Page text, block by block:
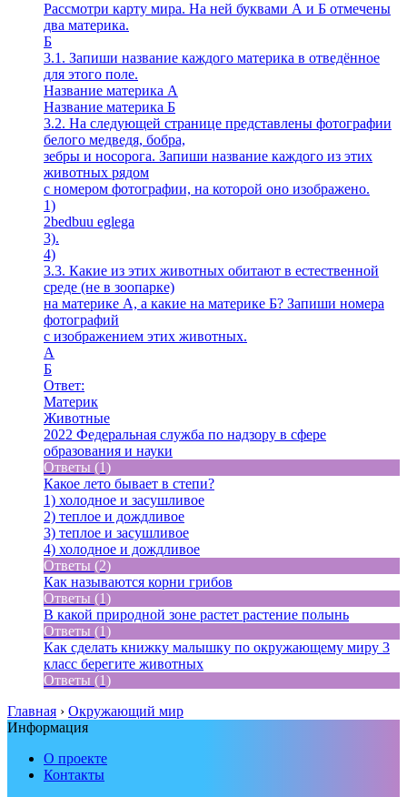
Рассмотри карту мира. На ней буквами А и Б отмечены
два материка.
Б
3.1. Запиши название каждого материка в отведённое
для этого поле.
Название материка А
Название материка Б
3.2. На следующей странице представлены фотографии
белого медведя, бобра,
зебры и носорога. Запиши название каждого из этих
животных рядом
с номером фотографии, на которой оно изображено.
1)
2bedbuu eglega
3).
4)
3.3. Какие из этих животных обитают в естественной
среде (не в зоопарке)
на материке А, а какие на материке Б? Запиши номера
фотографий
с изображением этих животных.
A
Б
Ответ:
Материк
Животные
2022 Федеральная служба по надзору в сфере
образования и науки
Ответы (1)
Какое лето бывает в степи?
1) холодное и засушливое
2) теплое и дождливое
3) теплое и засушливое
4) холодное и дождливое
Ответы (2)
Как называются корни грибов
Ответы (1)
В какой природной зоне растет растение полынь
Ответы (1)
Как сделать книжку малышку по окружающему миру 3
класс берегите животных
Ответы (1)
Главная › Окружающий мир
Информация
О проекте
Контакты